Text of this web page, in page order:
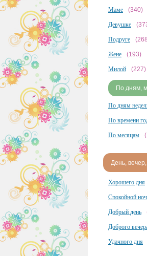
Маме (340)
Девушке
Подруге
Жене (193)
Милой (227)
По дням,
По дням
По времени
По месяцам
День,
Хорошего дня
Спокойной
Добрый день
Доброго
Удачного дня